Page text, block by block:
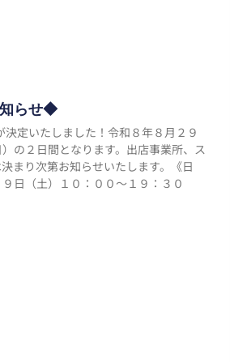
らせ◆
定いたしました！令和８年８月２９
の２日間となります。出店事業所、ス
まり次第お知らせいたします。《日
日（土）１０：００～１９：３０